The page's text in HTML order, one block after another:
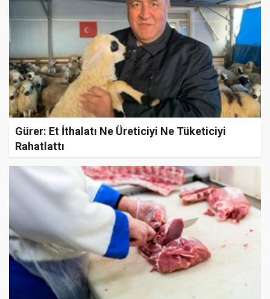
Gürer: Et İthalatı Ne Üreticiyi Ne Tüketiciyi
Rahatlattı